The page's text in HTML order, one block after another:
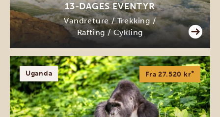
13-DAGES EVENTYR
Vandreture / Trekking /
Rafting / Cykling
Uganda Fra 27.520 kr*